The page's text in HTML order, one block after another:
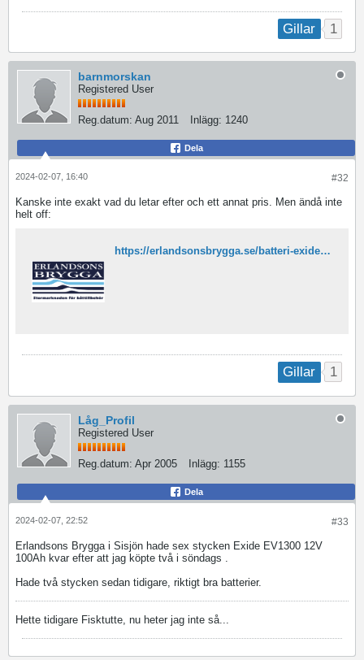
Gillar 1
barnmorskan
Registered User
Reg.datum: Aug 2011 Inlägg: 1240
Dela
#32
2024-02-07, 16:40
Kanske inte exakt vad du letar efter och ett annat pris. Men ändå inte
helt off:
https://erlandsonsbrygga.se/batteri-exide-ev1300-litium-100ah-1300-wh/
Gillar 1
Låg_Profil
Registered User
Reg.datum: Apr 2005 Inlägg: 1155
Dela
#33
2024-02-07, 22:52
Erlandsons Brygga i Sisjön hade sex stycken Exide EV1300 12V
100Ah kvar efter att jag köpte två i söndags .
Hade två stycken sedan tidigare, riktigt bra batterier.
Hette tidigare Fisktutte, nu heter jag inte så...